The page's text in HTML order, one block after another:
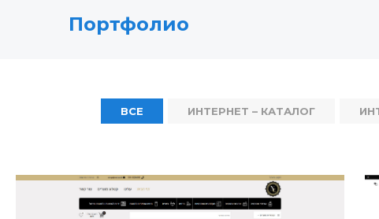
Портфолио
ВСЕ ИНТЕРНЕТ – КАТАЛОГ